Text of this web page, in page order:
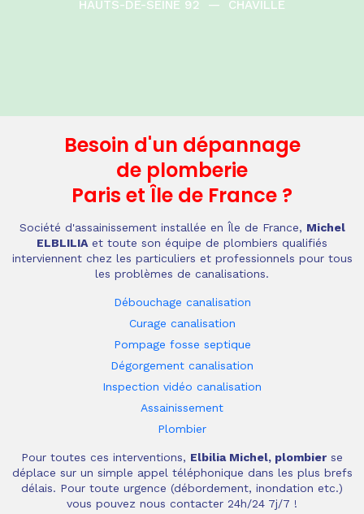
HAUTS-DE-SEINE 92
— CHAVILLE
Besoin d'un dépannage
de plomberie
Paris et Île de France ?
Société d'assainissement installée en Île de France, Michel
ELBLILIA et toute son équipe de plombiers qualifiés
interviennent chez les particuliers et professionnels pour tous
les problèmes de canalisations.
Débouchage canalisation
Curage canalisation
Pompage fosse septique
Dégorgement canalisation
Inspection vidéo canalisation
Assainissement
Plombier
Pour toutes ces interventions, Elbilia Michel, plombier se
déplace sur un simple appel téléphonique dans les plus brefs
délais. Pour toute urgence (débordement, inondation etc.)
vous pouvez nous contacter 24h/24 7j/7 !